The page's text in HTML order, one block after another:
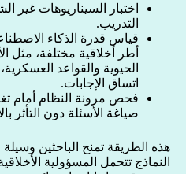
اختبار السيناريوهات غير
التدريب.
قياس قدرة الذكاء
أطر أخلاقية مختلفة، مثل
الحيوية والقواعد
اتساق الإجابات.
فحص مرونة النظام أمام
صياغة الأسئلة دون التأثر
هذه الطريقة تمنح الباحثين
النماذج تتحمل المسؤولية